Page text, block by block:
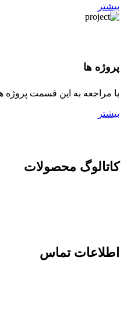
بیشتر
پروژه ها
با مراجعه به این قسمت پروژه
بیشتر
کاتالوگ محصولات
اطلاعات تماس